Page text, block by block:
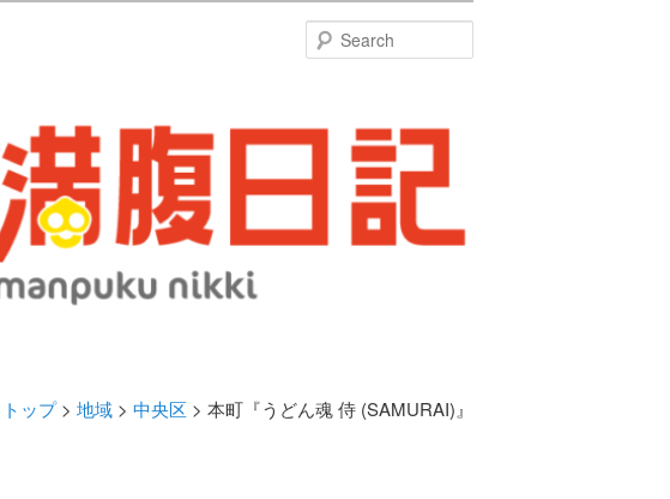
田・
中！
ップ> 地域> 中央区 > 本町『うどん魂 侍 (SAMURAI)』